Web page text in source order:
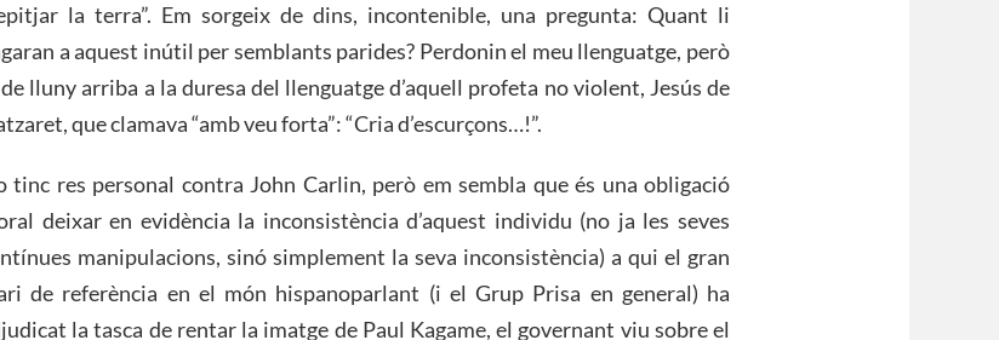
la terra”. Em sorgeix de dins, incontenible, una pregunta: Quant li
a aquest inútil per semblants parides? Perdonin el meu llenguatge, però
lluny arriba a la duresa del llenguatge d’aquell profeta no violent, Jesús de
que clamava “amb veu forta”: “Cria d’escurçons…!”.
tinc res personal contra John Carlin, però em sembla que és una obligació
deixar en evidència la inconsistència d’aquest individu (no ja les seves
manipulacions, sinó simplement la seva inconsistència) a qui el gran
de referència en el món hispanoparlant (i el Grup Prisa en general) ha
la tasca de rentar la imatge de Paul Kagame, el governant viu sobre el